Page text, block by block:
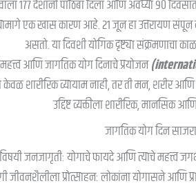
१७७ देशांनी पाठिंबा दिला आणि अवघ्या ९०
एक खास कारण आहे. २१ जून हा उत्तरायण संपून
असतो. या दिवशी योगिक दृष्ट्या संक्रमणाचा
आणि जागतिक योग दिनाचे प्रयोजन
केवळ शारीरिक व्यायाम नाही, तर ती मन, शरीर
उद्दिष्ट व्यक्तीला शारीरिक,
जागतिक योग दिन
जनजागृती: योगाचे फायदे आणि त्याचे महत्त्व
जीवनशैलीला प्रोत्साहन: लोकांना योगासने आणि